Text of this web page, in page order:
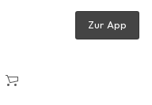
Zur App